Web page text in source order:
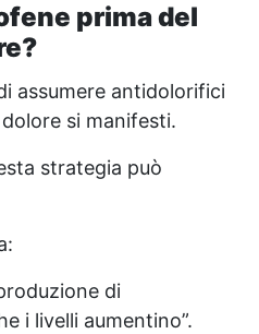
prima del
assumere antidolorifici
si manifesti.
strategia può
di
i livelli aumentino”.